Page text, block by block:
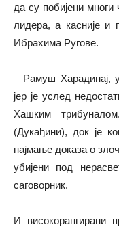
да су побијени многи
лидера, а касније и
Ибрахима Ругове.
– Рамуш Харадинај,
јер је услед
Хашким
(Дукађини), док је
најмање доказа о
убијени под
саговорник.
И високорангирани